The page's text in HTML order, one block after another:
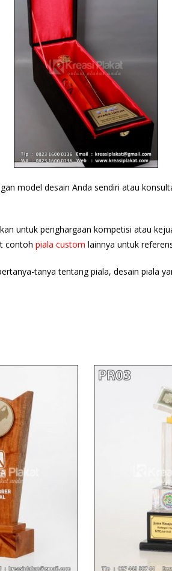
model desain Anda sendiri atau
untuk penghargaan kompetisi atau
contoh piala custom lainnya untuk
tanya tentang piala, desain piala